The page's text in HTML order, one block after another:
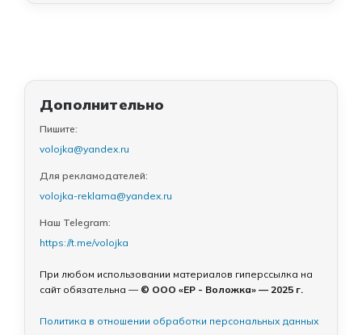
Дополнительно
Пишите:
volojka@yandex.ru
Для рекламодателей:
volojka-reklama@yandex.ru
Наш Telegram:
https://t.me/volojka
При любом использовании материалов гиперссылка на
сайт обязательна — © ООО «ЕР - Воложка» — 2025 г.
Политика в отношении обработки персональных данных